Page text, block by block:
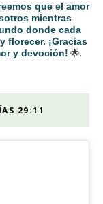
que el amor
mientras
donde cada
florecer. ¡Gracias
y devoción! 🌟.
29:11